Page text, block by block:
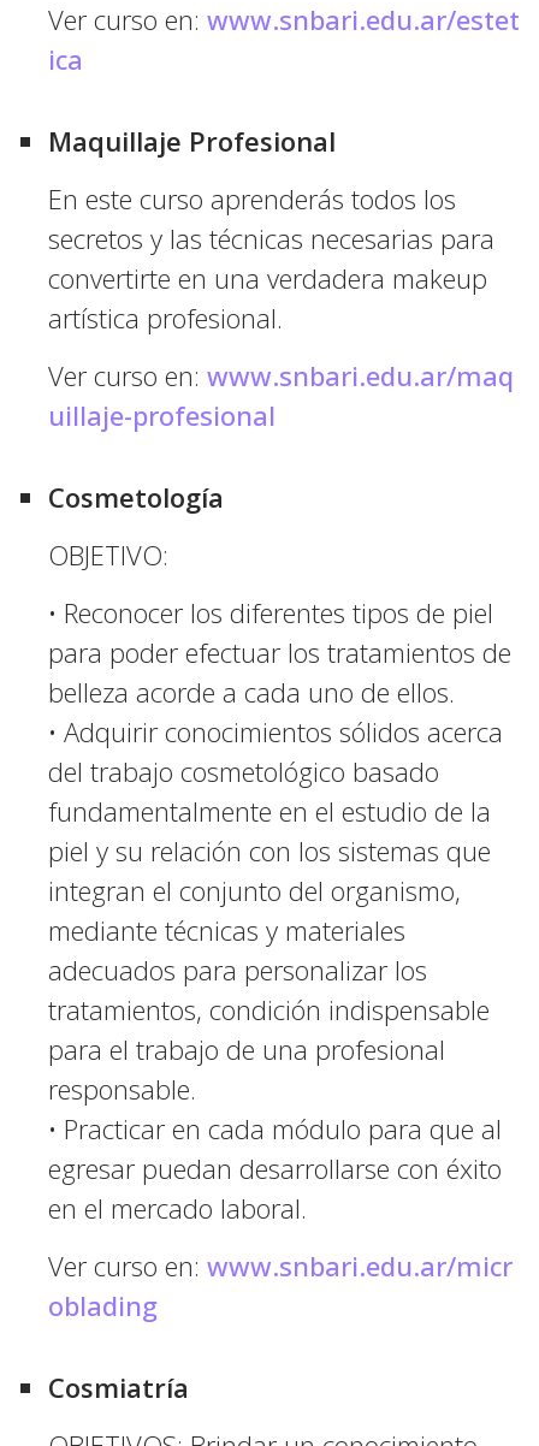
Ver curso en: www.snbari.edu.ar/estet
ica
Maquillaje Profesional
En este curso aprenderás todos los
secretos y las técnicas necesarias para
convertirte en una verdadera makeup
artística profesional.
Ver curso en: www.snbari.edu.ar/maq
uillaje-profesional
Cosmetología
OBJETIVO:
• Reconocer los diferentes tipos de piel
para poder efectuar los tratamientos de
belleza acorde a cada uno de ellos.
• Adquirir conocimientos sólidos acerca
del trabajo cosmetológico basado
fundamentalmente en el estudio de la
piel y su relación con los sistemas que
integran el conjunto del organismo,
mediante técnicas y materiales
adecuados para personalizar los
tratamientos, condición indispensable
para el trabajo de una profesional
responsable.
• Practicar en cada módulo para que al
egresar puedan desarrollarse con éxito
en el mercado laboral.
Ver curso en: www.snbari.edu.ar/micr
oblading
Cosmiatría